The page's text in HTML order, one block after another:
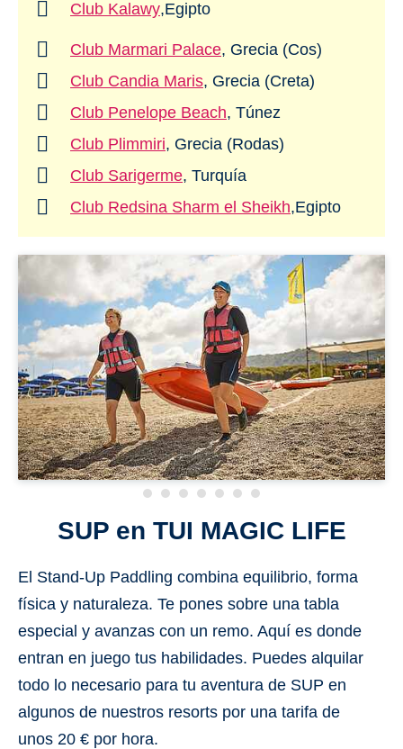
Club Kalawy,​​​​​​​Egipto
Club Marmari Palace, Grecia (Cos)
Club Candia Maris, Grecia (Creta)
Club Penelope Beach, Túnez
Club Plimmiri, Grecia (Rodas)
Club Sarigerme, Turquía
Club Redsina Sharm el Sheikh,​​​​​​​Egipto
SUP en TUI MAGIC LIFE
El Stand-Up Paddling combina equilibrio, forma
física y naturaleza. Te pones sobre una tabla
especial y avanzas con un remo. Aquí es donde
entran en juego tus habilidades. Puedes alquilar
todo lo necesario para tu aventura de SUP en
algunos de nuestros resorts por una tarifa de
unos 20 € por hora.